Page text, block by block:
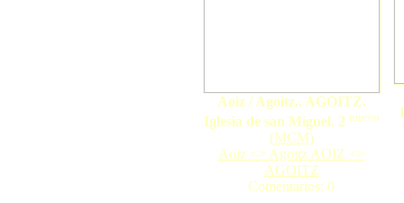
Aoiz / Agoitz.. AGOITZ.
Iglesia de san Miguel. 2 nuevo
(MCM)
Aoiz <> Agoitz AOIZ <>
AGOITZ
Comentarios: 0